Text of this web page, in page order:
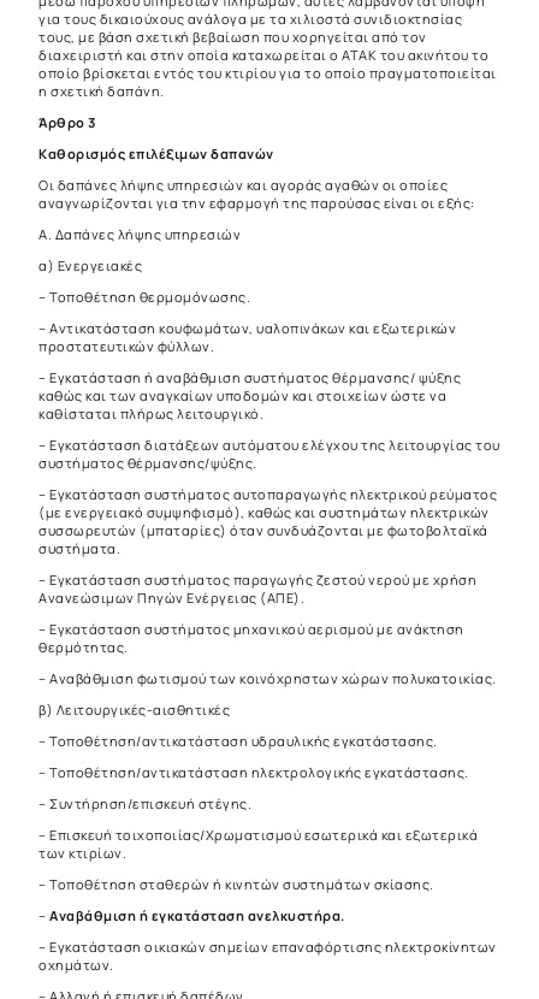
για τους δικαιούχους ανάλογα με τα χιλιοστά συνιδιοκτησίας
τους, με βάση σχετική βεβαίωση που χορηγείται από τον
διαχειριστή και στην οποία καταχωρείται ο ΑΤΑΚ του ακινήτου το
οποίο βρίσκεται εντός του κτιρίου για το οποίο πραγματοποιείται
η σχετική δαπάνη.
Άρθρο 3
Καθορισμός επιλέξιμων δαπανών
Οι δαπάνες λήψης υπηρεσιών και αγοράς αγαθών οι οποίες
αναγνωρίζονται για την εφαρμογή της παρούσας είναι οι εξής:
Α. Δαπάνες λήψης υπηρεσιών
α) Ενεργειακές
– Τοποθέτηση θερμομόνωσης.
– Αντικατάσταση κουφωμάτων, υαλοπινάκων και εξωτερικών
προστατευτικών φύλλων.
– Εγκατάσταση ή αναβάθμιση συστήματος θέρμανσης/ ψύξης
καθώς και των αναγκαίων υποδομών και στοιχείων ώστε να
καθίσταται πλήρως λειτουργικό.
– Εγκατάσταση διατάξεων αυτόματου ελέγχου της λειτουργίας του
συστήματος θέρμανσης/ψύξης.
– Εγκατάσταση συστήματος αυτοπαραγωγής ηλεκτρικού ρεύματος
(με ενεργειακό συμψηφισμό), καθώς και συστημάτων ηλεκτρικών
συσσωρευτών (μπαταρίες) όταν συνδυάζονται με φωτοβολταϊκά
συστήματα.
– Εγκατάσταση συστήματος παραγωγής ζεστού νερού με χρήση
Ανανεώσιμων Πηγών Ενέργειας (ΑΠΕ).
– Εγκατάσταση συστήματος μηχανικού αερισμού με ανάκτηση
θερμότητας.
– Αναβάθμιση φωτισμού των κοινόχρηστων χώρων πολυκατοικίας.
β) Λειτουργικές-αισθητικές
– Τοποθέτηση/αντικατάσταση υδραυλικής εγκατάστασης.
– Τοποθέτηση/αντικατάσταση ηλεκτρολογικής εγκατάστασης.
– Συντήρηση/επισκευή στέγης.
– Επισκευή τοιχοποιίας/Χρωματισμού εσωτερικά και εξωτερικά
των κτιρίων.
– Τοποθέτηση σταθερών ή κινητών συστημάτων σκίασης.
– Αναβάθμιση ή εγκατάσταση ανελκυστήρα.
– Εγκατάσταση οικιακών σημείων επαναφόρτισης ηλεκτροκίνητων
οχημάτων.